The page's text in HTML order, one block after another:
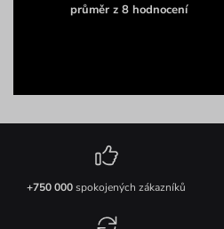
průměr z 8 hodnocení
+750 000spokojených zákazníků